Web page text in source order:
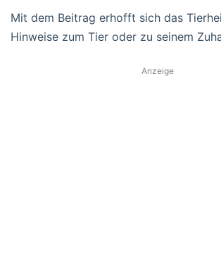
Mit dem Beitrag erhofft sich das
Hinweise zum Tier oder zu seinem
Anzeige